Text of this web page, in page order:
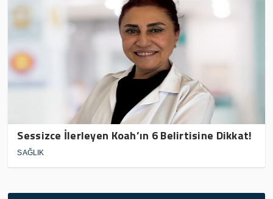
Sessizce İlerleyen Koah’ın 6 Belirtisine Dikkat!
SAĞLIK